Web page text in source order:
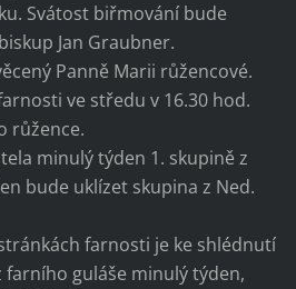
Svátost biřmování bude
Jan Graubner.
Panně Marii růžencové.
ve středu v 16.30 hod.
růžence.
minulý týden 1. skupině z
bude uklízet skupina z Ned.
farnosti je ke shlédnutí
farního guláše minulý týden,